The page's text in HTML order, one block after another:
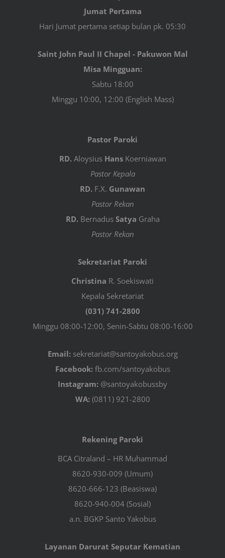
Jumat Pertama
Hari Jumat pertama setiap bulan pk. 05:30
Saint John Paul II Chapel - Pakuwon Mal
Misa Mingguan:
Sabtu 18:00
Minggu 10:00, 12:00 (English Mass)
Pastor Paroki
RD.Aloysius HansKoerniawan
Pastor Kepala
RD. F.X. Gunawan
Pastor Rekan
RD.Bernadus Satya Graha
Pastor Rekan
Sekretariat Paroki
Christina R. Soekiswati
Kepala Sekretariat
(031) 741-2800
Minggu 08:00-12:00, Senin-Sabtu 08:00-16:00
Email:sekretariat@santoyakobus.org
Facebook:fb.com/santoyakobus
Instagram: @santoyakobussby
WA:(0811) 921-2800
Rekening Paroki
BCA Citraland – HR Muhammad
8620-930-009 (Umum)
8620-666-123 (Beasiswa)
8620-940-004 (Sosial)
a.n. BGKP Santo Yakobus
Layanan Darurat Seputar Kematian